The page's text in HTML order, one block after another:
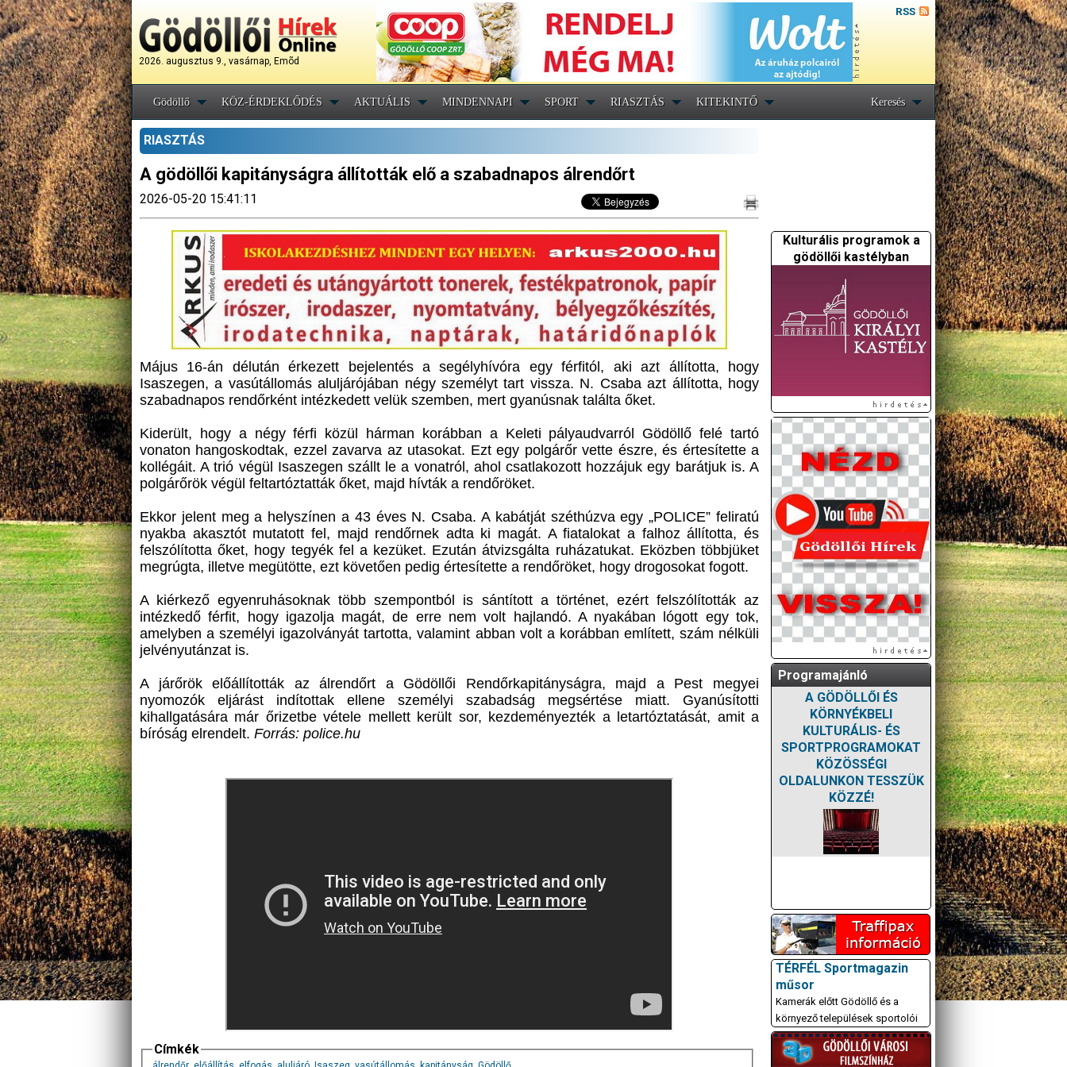
2026. augusztus 9., vasárnap, Emõd
RSS
Gödöllő KÖZ-ÉRDEKLŐDÉS AKTUÁLIS MINDENNAPI SPORT RIASZTÁS KITEKINTŐ Keresés
RIASZTÁS
A gödöllői kapitányságra állították elő a szabadnapos álrendőrt
2026-05-20 15:41:11
Május 16-án délután érkezett bejelentés a segélyhívóra egy férfitól, aki azt állította, hogy
Isaszegen, a vasútállomás aluljárójában négy személyt tart vissza. N. Csaba azt állította, hogy
szabadnapos rendőrként intézkedett velük szemben, mert gyanúsnak találta őket.
Kiderült, hogy a négy férfi közül hárman korábban a Keleti pályaudvarról Gödöllő felé tartó
vonaton hangoskodtak, ezzel zavarva az utasokat. Ezt egy polgárőr vette észre, és értesítette a
kollégáit. A trió végül Isaszegen szállt le a vonatról, ahol csatlakozott hozzájuk egy barátjuk is. A
polgárőrök végül feltartóztatták őket, majd hívták a rendőröket.
Ekkor jelent meg a helyszínen a 43 éves N. Csaba. A kabátját széthúzva egy „POLICE” feliratú
nyakba akasztót mutatott fel, majd rendőrnek adta ki magát. A fiatalokat a falhoz állította, és
felszólította őket, hogy tegyék fel a kezüket. Ezután átvizsgálta ruházatukat. Eközben többjüket
megrúgta, illetve megütötte, ezt követően pedig értesítette a rendőröket, hogy drogosokat fogott.
A kiérkező egyenruhásoknak több szempontból is sántított a történet, ezért felszólították az
intézkedő férfit, hogy igazolja magát, de erre nem volt hajlandó. A nyakában lógott egy tok,
amelyben a személyi igazolványát tartotta, valamint abban volt a korábban említett, szám nélküli
jelvényutánzat is.
A járőrök előállították az álrendőrt a Gödöllői Rendőrkapitányságra, majd a Pest megyei
nyomozók eljárást indítottak ellene személyi szabadság megsértése miatt. Gyanúsítotti
kihallgatására már őrizetbe vétele mellett került sor, kezdeményezték a letartóztatását, amit a
bíróság elrendelt. Forrás: police.hu
Címkék
Kulturális programok a
gödöllői kastélyban
Programajánló
A GÖDÖLLŐI ÉS
KÖRNYÉKBELI
KULTURÁLIS- ÉS
SPORTPROGRAMOKAT
KÖZÖSSÉGI
OLDALUNKON TESSZÜK
KÖZZÉ!
TÉRFÉL Sportmagazin
műsor
Kamerák előtt Gödöllő és a
környező települések sportolói